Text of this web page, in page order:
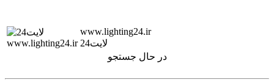
www.lighting24.ir
لایت24
در حال جستجو